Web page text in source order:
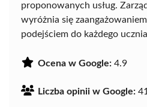
proponowanych usług.
wyróżnia się
podejściem do każdego
Ocena w Google: 4.9
Liczba opinii w Google: 41